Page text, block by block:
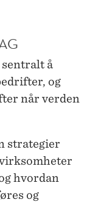
sentralt å
og
når verden
strategier
hvordan
og